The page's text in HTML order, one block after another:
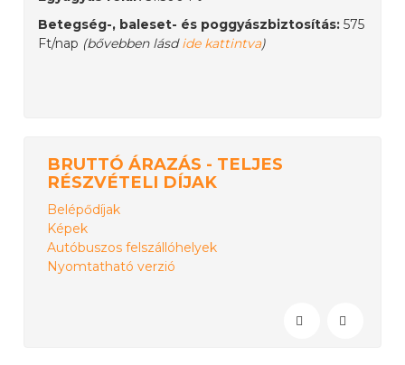
Betegség-, baleset- és poggyászbiztosítás: 575
Ft/nap (bővebben lásdide kattintva)
BRUTTÓ ÁRAZÁS - TELJES
RÉSZVÉTELI DÍJAK
Belépődíjak
Képek
Autóbuszos felszállóhelyek
Nyomtatható verzió